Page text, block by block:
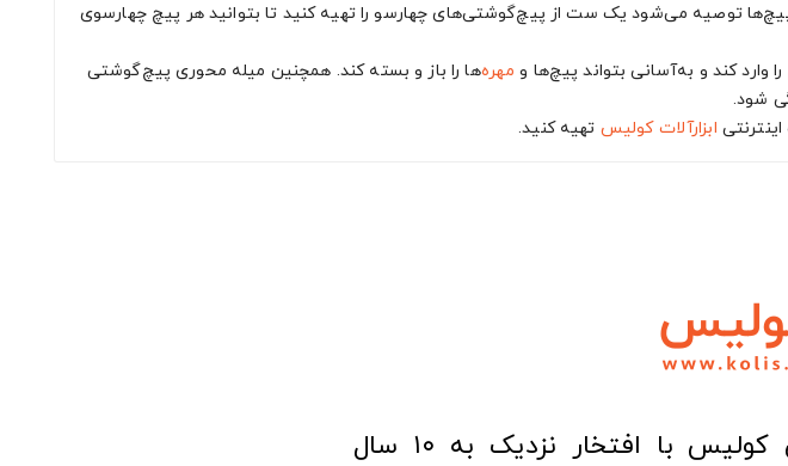
توصیه می‌شود یک ست از پیچ‌گوشتی‌های چهارسو را تهیه کنید تا بتوانید هر پیچ چهارسوی
کند و به‌آسانی بتواند پیچ‌ها و مهره‌ها را باز و بسته کند. همچنین میله محوری پیچ‌گوشتی
شود.
ابزارآلات کولیس تهیه کنید.
فروشگاه آنلاین ابزار و تجهیزات صنعتی کولیس با افتخار نزدیک به ۱۰ سال